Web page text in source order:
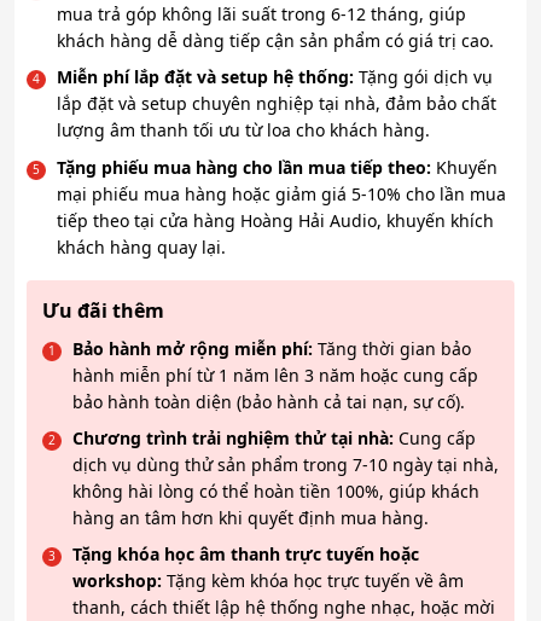
mua trả góp không lãi suất trong 6-12 tháng, giúp
khách hàng dễ dàng tiếp cận sản phẩm có giá trị cao.
Miễn phí lắp đặt và setup hệ thống: Tặng gói dịch vụ
lắp đặt và setup chuyên nghiệp tại nhà, đảm bảo chất
lượng âm thanh tối ưu từ loa cho khách hàng.
Tặng phiếu mua hàng cho lần mua tiếp theo: Khuyến
mại phiếu mua hàng hoặc giảm giá 5-10% cho lần mua
tiếp theo tại cửa hàng Hoàng Hải Audio, khuyến khích
khách hàng quay lại.
Ưu đãi thêm
Bảo hành mở rộng miễn phí: Tăng thời gian bảo
hành miễn phí từ 1 năm lên 3 năm hoặc cung cấp
bảo hành toàn diện (bảo hành cả tai nạn, sự cố).
Chương trình trải nghiệm thử tại nhà: Cung cấp
dịch vụ dùng thử sản phẩm trong 7-10 ngày tại nhà,
không hài lòng có thể hoàn tiền 100%, giúp khách
hàng an tâm hơn khi quyết định mua hàng.
Tặng khóa học âm thanh trực tuyến hoặc
workshop: Tặng kèm khóa học trực tuyến về âm
thanh, cách thiết lập hệ thống nghe nhạc, hoặc mời